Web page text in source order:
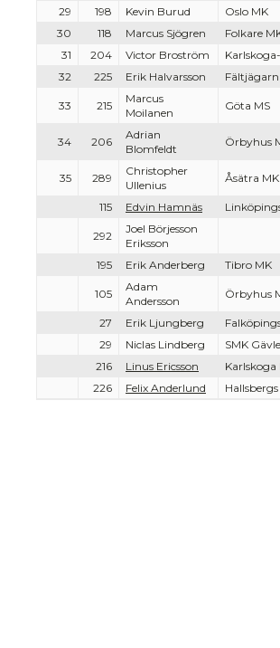
29
198 Kevin Burud
Oslo MK
30
118 Marcus Sjögren Folkare
31
204 Victor Broström
32
225 Erik Halvarsson
33 215
Marcus
Moilanen
Göta MS
34 206
Adrian
Blomfeldt
Örbyhus
35 289
Christopher
Ullenius
Åsätra MK
115 Edvin Hamnäs
292
Joel Börjesson
Eriksson
195
Erik Anderberg Tibro MK
105
Adam
Andersson
Örbyhus
27
Erik Ljungberg
29
Niclas Lindberg SMK Gävle
216
Linus Ericsson Karlskoga
226
Felix Anderlund